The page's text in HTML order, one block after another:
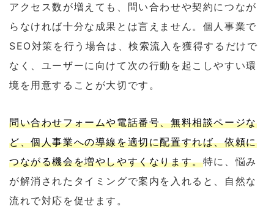
アクセス数が増えても、問い合わせや契約につなが
らなければ十分な成果とは言えません。個人事業で
SEO対策を行う場合は、検索流入を獲得するだけで
なく、ユーザーに向けて次の行動を起こしやすい環
境を用意することが大切です。
問い合わせフォームや電話番号、無料相談ページな
ど、個人事業への導線を適切に配置すれば、依頼に
つながる機会を増やしやすくなります。特に、悩み
が解消されたタイミングで案内を入れると、自然な
流れで対応を促せます。